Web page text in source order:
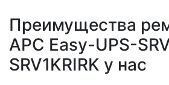
Преимущества
APC Easy-UPS-
SRV1KRIRK у нас